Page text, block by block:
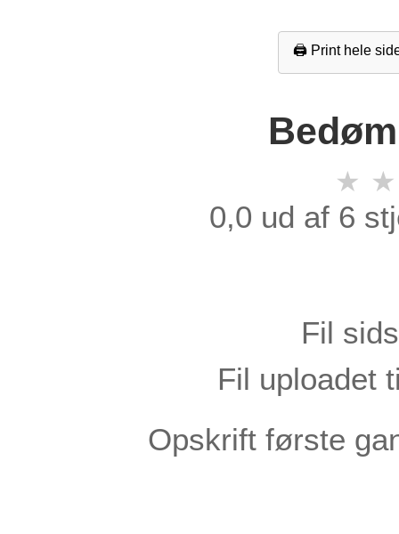
🖨️ Print hele
★ ★
0,0 ud af 6
Fil
Fil uploadet
Opskrift første